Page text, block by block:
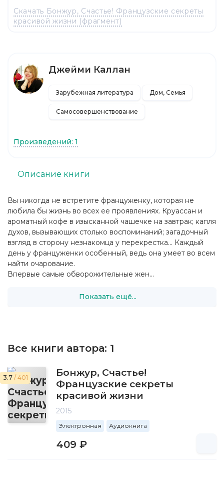
Скачать Бонжур, Счастье! Французские секреты
красивой жизни (фрагмент)
Вы никогда не встретите француженку, которая не
любила бы жизнь во всех ее проявлениях. Круассан и
ароматный кофе в изысканной чашечке на завтрак; капля
духов, вызывающих столько воспоминаний; загадочный
взгляд в сторону незнакомца у перекрестка… Каждый
день у француженки особенный, ведь она умеет во всем
найти очарование.
Впервые самые обворожительные жен...
Показать ещё...
Описание книги
Все книги автора: 1
3.7 / 401
Бонжур, Счастье!
Французские секреты
красивой жизни
2015
Электронная Аудиокнига
409 ₽
Джейми Каллан
Зарубежная литература Дом, Семья
Самосовершенствование
Произведений: 1